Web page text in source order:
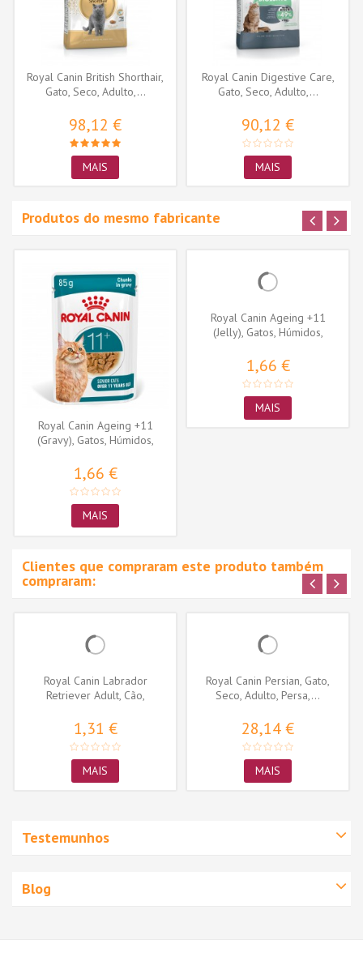
Royal Canin British Shorthair,
Gato, Seco, Adulto,...
98,12 €
MAIS
Royal Canin Digestive Care,
Gato, Seco, Adulto,...
90,12 €
MAIS
Produtos do mesmo fabricante
Royal Canin Ageing +11
(Gravy), Gatos, Húmidos,
1,66 €
MAIS
Royal Canin Ageing +11
(Jelly), Gatos, Húmidos,
1,66 €
MAIS
Clientes que compraram este produto também
compraram:
Royal Canin Labrador
Retriever Adult, Cão,
1,31 €
MAIS
Royal Canin Persian, Gato,
Seco, Adulto, Persa,...
28,14 €
MAIS
Testemunhos
Blog